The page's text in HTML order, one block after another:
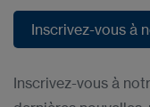
Inscrivez-vous à
Inscrivez-vous à